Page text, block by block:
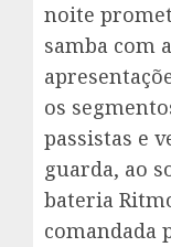
noite
samba com
os
passistas e
guarda, ao
bateria
comandada